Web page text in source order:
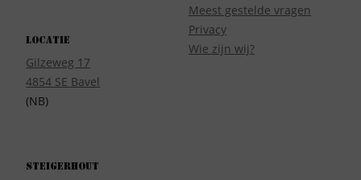
Locatie
Gilzeweg 17
4854 SE Bavel
(NB)
Meest gestelde vragen
Privacy
Wie zijn wij?
Steigerhout